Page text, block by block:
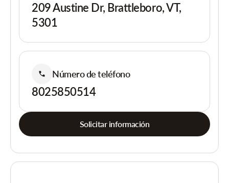
209 Austine Dr, Brattleboro, VT,
5301
Número de teléfono
8025850514
Solicitar información